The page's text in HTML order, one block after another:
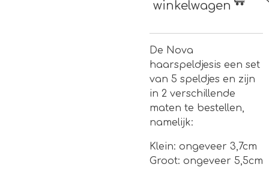
winkelwagen
De Nova
haarspeldjesis een set
van 5 speldjes en zijn
in 2 verschillende
maten te bestellen,
namelijk:
Klein: ongeveer 3,7cm
Groot: ongeveer 5,5cm